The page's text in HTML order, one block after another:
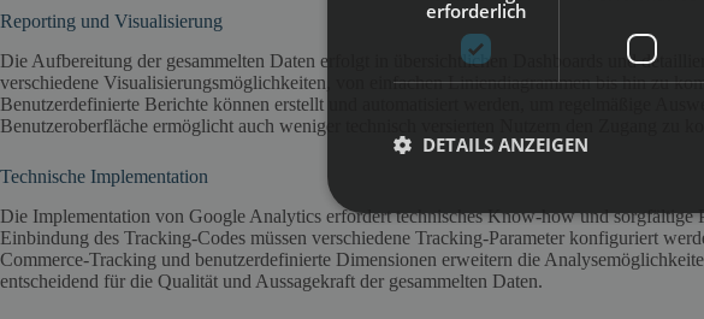
Reporting und Visualisierung
Die Aufbereitung der gesammelten Daten erfolgt in übersichtlichen Dashboards und
verschiedene Visualisierungsmöglichkeiten, von einfachen Liniendiagrammen bis hin zu
Benutzerdefinierte Berichte können erstellt und automatisiert werden, um regelmäßige
Benutzeroberfläche ermöglicht auch weniger technisch versierten Nutzern den Zugang zu
Technische Implementation
Die Implementation von Google Analytics erfordert technisches Know-how und sorgfältige
Einbindung des Tracking-Codes müssen verschiedene Tracking-Parameter konfiguriert
Commerce-Tracking und benutzerdefinierte Dimensionen erweitern die
entscheidend für die Qualität und Aussagekraft der gesammelten Daten.
erforderlich
DETAILS ANZEIGEN